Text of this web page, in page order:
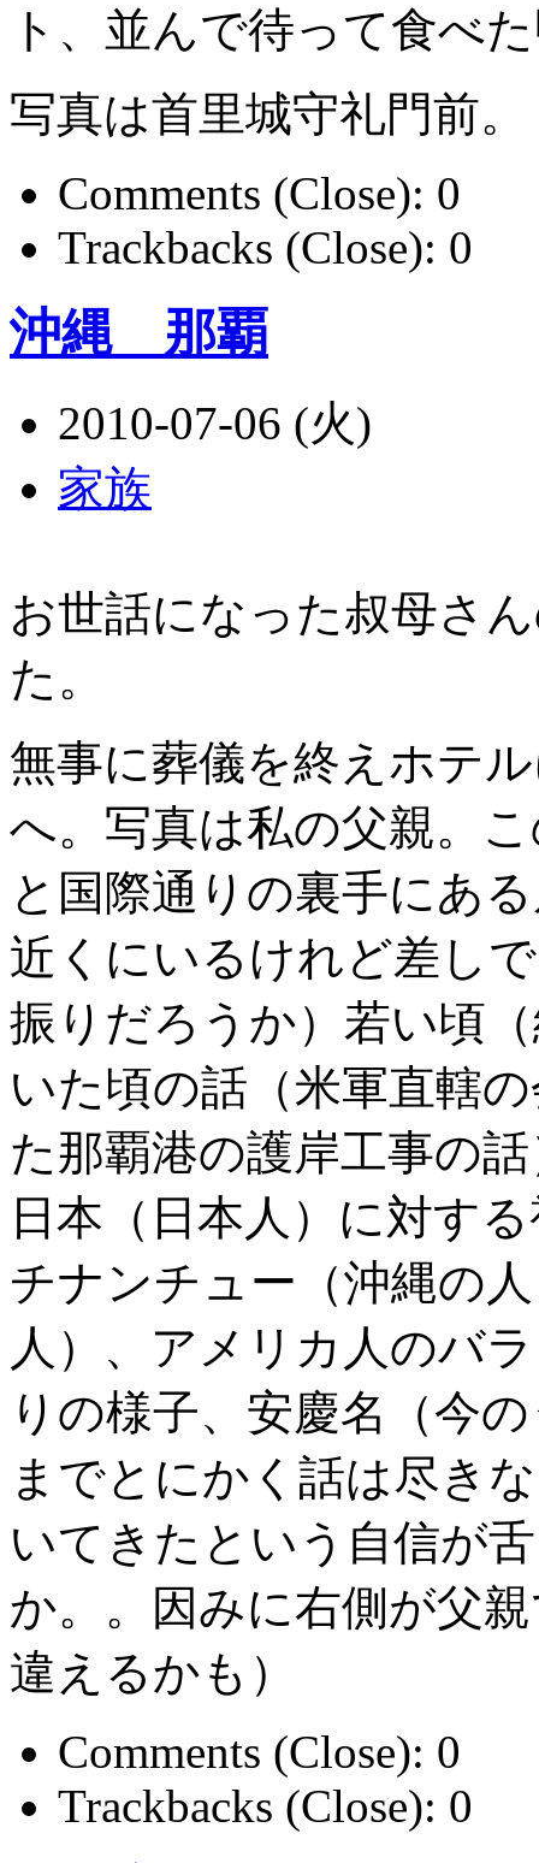
ト、並んで待って食べ
写真は首里城守礼門前。
Comments (Close): 0
Trackbacks (Close): 0
沖縄 那覇
2010-07-06 (火)
家族
お世話になった叔母さ
た。
無事に葬儀を終えホテ
へ。写真は私の父親。
と国際通りの裏手にあ
近くにいるけれど差し
振りだろうか）若い頃
いた頃の話（米軍直轄
た那覇港の護岸工事の
日本（日本人）に対す
チナンチュー（沖縄の
人）、アメリカ人のバ
りの様子、安慶名（今
までとにかく話は尽き
いてきたという自信が
か。。因みに右側が父
違えるかも）
Comments (Close): 0
Trackbacks (Close): 0